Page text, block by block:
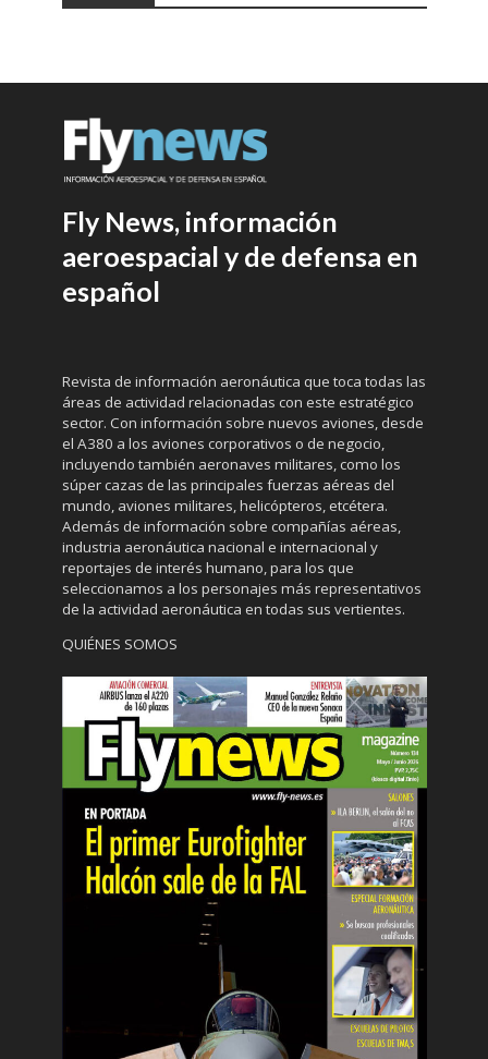
Fly News, información
aeroespacial y de defensa en
español
Revista de información aeronáutica que toca todas las
áreas de actividad relacionadas con este estratégico
sector. Con información sobre nuevos aviones, desde
el A380 a los aviones corporativos o de negocio,
incluyendo también aeronaves militares, como los
súper cazas de las principales fuerzas aéreas del
mundo, aviones militares, helicópteros, etcétera.
Además de información sobre compañías aéreas,
industria aeronáutica nacional e internacional y
reportajes de interés humano, para los que
seleccionamos a los personajes más representativos
de la actividad aeronáutica en todas sus vertientes.
QUIÉNES SOMOS